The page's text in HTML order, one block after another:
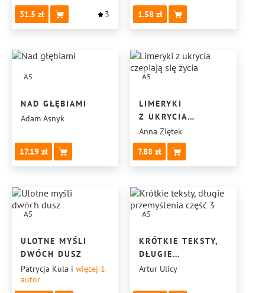
31.5
3
1.58
A5
NAD GŁĘBIAMI
Adam Asnyk
17.19
A5
LIMERYKI
Z UKRYCIA
CZEPIAJĄ SIĘ ŻYCIA
Anna Ziętek
7.88
A5
ULOTNE MYŚLI
DWÓCH DUSZ
Patrycja Kula i więcej 1
autor
A5
KRÓTKIE TEKSTY,
DŁUGIE
PRZEMYŚLENIA
Artur Ulicy